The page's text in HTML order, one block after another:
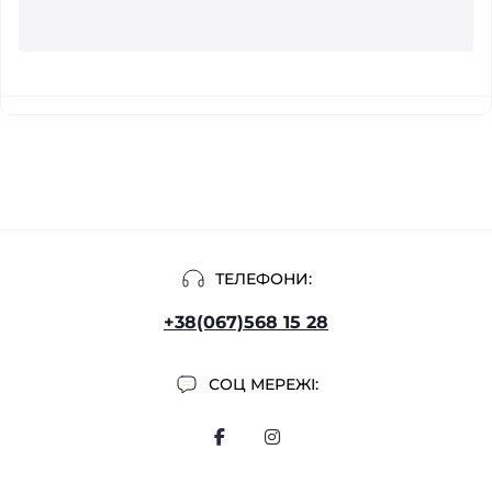
ТЕЛЕФОНИ:
+38(067)568 15 28
СОЦ МЕРЕЖІ: